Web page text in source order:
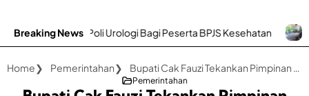
Breaking News
Urologi Bagi Peserta BPJS Kesehatan Gapoktan Karya
Home Pemerintahan Bupati Cak Fauzi Tekankan Pimpinan Perangkat Daerah Sumenep Tingkatkan Inovasi
Pemerintahan